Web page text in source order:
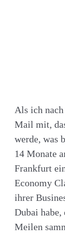
Als ich
Mail mit,
werde, was
14 Monate
Frankfurt
Economy
ihrer
Dubai habe,
Meilen